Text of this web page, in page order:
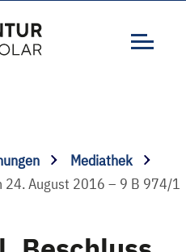
Mediathek
24. August 2016 – 9 B 974/1